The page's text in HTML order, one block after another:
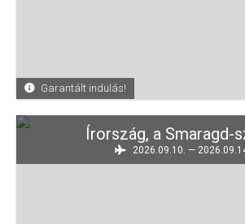
Garantált indulás!
Írország, a Smaragd-
2026.09.10. —